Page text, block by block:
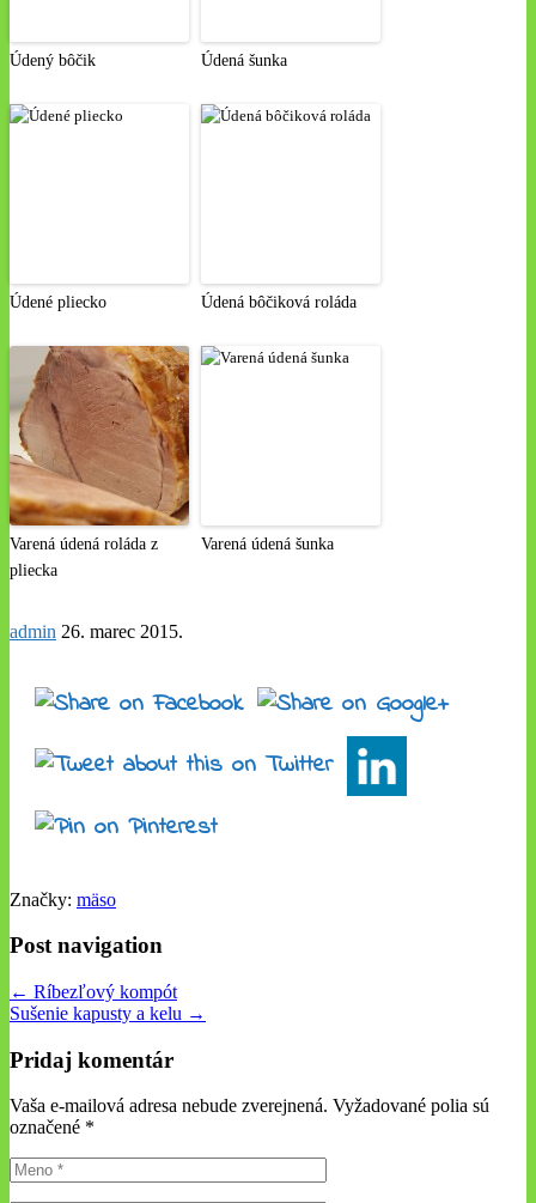
Údený bôčik Údená šunka
Údené pliecko Údená bôčiková roláda
Varená údená roláda z
pliecka
Varená údená šunka
admin 26. marec 2015.
Značky: mäso
Post navigation
← Ríbezľový kompót
Sušenie kapusty a kelu →
Pridaj komentár
Vaša e-mailová adresa nebude zverejnená. Vyžadované polia sú
označené *